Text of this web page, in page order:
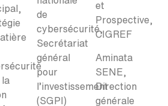
de
cybersécurité,
Secrétariat
général
pour
l’investissement
(SGPI)
et
Prospective,
CIGREF
Aminata
SENE,
Direction
générale